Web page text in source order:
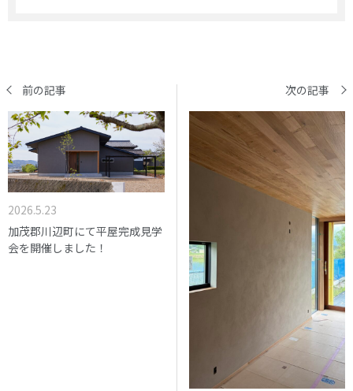
前の記事
2026.5.23
加茂郡川辺町にて平屋完成見学
会を開催しました！
次の記事